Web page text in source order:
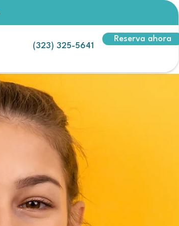
(323) 325-5641
Reserva ahora